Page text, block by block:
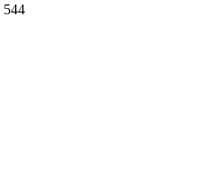
544